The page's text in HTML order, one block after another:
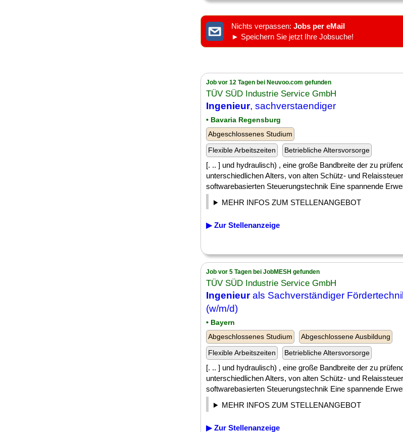
Nichts verpassen: Jobs per eMail
► Speichern Sie jetzt Ihre Jobsuche!
Job vor 12 Tagen bei Neuvoo.com gefunden
TÜV SÜD Industrie Service GmbH
Ingenieur, sachverstaendiger
• Bavaria Regensburg
Abgeschlossenes Studium
Flexible Arbeitszeiten
Betriebliche Altersvorsorge
[. .. ] und hydraulisch) , eine große Bandbreite der zu
unterschiedlichen Alters, von alten Schütz- und
softwarebasierten Steuerungstechnik Eine spannende
MEHR INFOS ZUM STELLENANGEBOT
▶ Zur Stellenanzeige
Job vor 5 Tagen bei JobMESH gefunden
TÜV SÜD Industrie Service GmbH
Ingenieurals Sachverständiger
(w/m/d)
• Bayern
Abgeschlossenes Studium
Abgeschlossene Ausbildung
Flexible Arbeitszeiten
Betriebliche Altersvorsorge
[. .. ] und hydraulisch) , eine große Bandbreite der zu
unterschiedlichen Alters, von alten Schütz- und
softwarebasierten Steuerungstechnik Eine spannende
MEHR INFOS ZUM STELLENANGEBOT
▶ Zur Stellenanzeige